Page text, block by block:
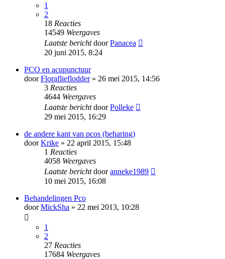
1
2
18 Reacties
14549 Weergaves
Laatste berichtdoorPanacea
20 juni 2015, 8:24
PCO en acupunctuur
doorFloraflieflodder» 26 mei 2015, 14:56
3 Reacties
4644 Weergaves
Laatste berichtdoorPolleke
29 mei 2015, 16:29
de andere kant van pcos (beharing)
doorKrike » 22 april 2015, 15:48
1 Reacties
4058 Weergaves
Laatste berichtdooranneke1989
10 mei 2015, 16:08
Behandelingen Pco
doorMickSha » 22 mei 2013, 10:28
1
2
27 Reacties
17684 Weergaves